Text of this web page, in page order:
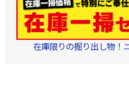
在庫限りの掘り出し物！